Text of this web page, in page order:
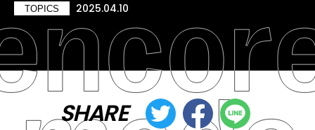
TOPICS 2025.04.10
SHARE